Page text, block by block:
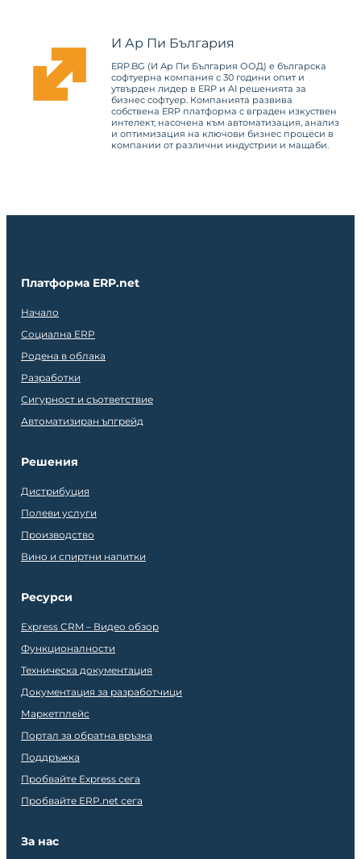
И Ар Пи България
ERP.BG (И Ар Пи България ООД) е българска
софтуерна компания с 30 години опит и
утвърден лидер в ERP и AI решенията за
бизнес софтуер. Компанията развива
собствена ERP платформа с вграден изкуствен
интелект, насочена към автоматизация, анализ
и оптимизация на ключови бизнес процеси в
компании от различни индустрии и мащаби.
Платформа ERP.net
Начало
Социална ERP
Родена в облака
Разработки
Сигурност и съответствие
Автоматизиран ъпгрейд
Решения
Дистрибуция
Полеви услуги
Производство
Вино и спиртни напитки
Ресурси
Express CRM – Видео обзор
Функционалности
Техническа документация
Документация за разработчици
Маркетплейс
Портал за обратна връзка
Поддръжка
Пробвайте Express сега
Пробвайте ERP.net сега
За нас